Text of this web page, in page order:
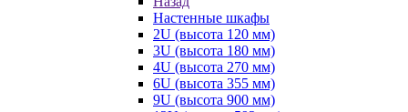
Настенные шкафы
2U (высота 120 мм)
3U (высота 180 мм)
4U (высота 270 мм)
6U (высота 355 мм)
9U (высота 900 мм)